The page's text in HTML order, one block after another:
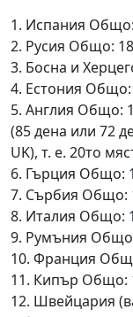
1. Испания
2. Русия Общо:
3. Босна и
4. Естония Общо:
5. Англия Общо:
(85 дена или 72
UK), т. е. 20то
6. Гърция Общо:
7. Сърбия Общо:
8. Италия Общо:
9. Румъния
10. Франция
11. Кипър Общо:
12. Швейцария